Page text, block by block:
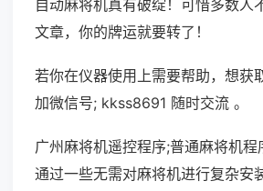
自动麻将机真有破绽！可惜多数人
文章，你的牌运就要转了！
若你在仪器使用上需要帮助，想获
加微信号; kkss8691 随时交流 。
广州麻将机遥控程序;普通麻将机
通过一些无需对麻将机进行复杂安